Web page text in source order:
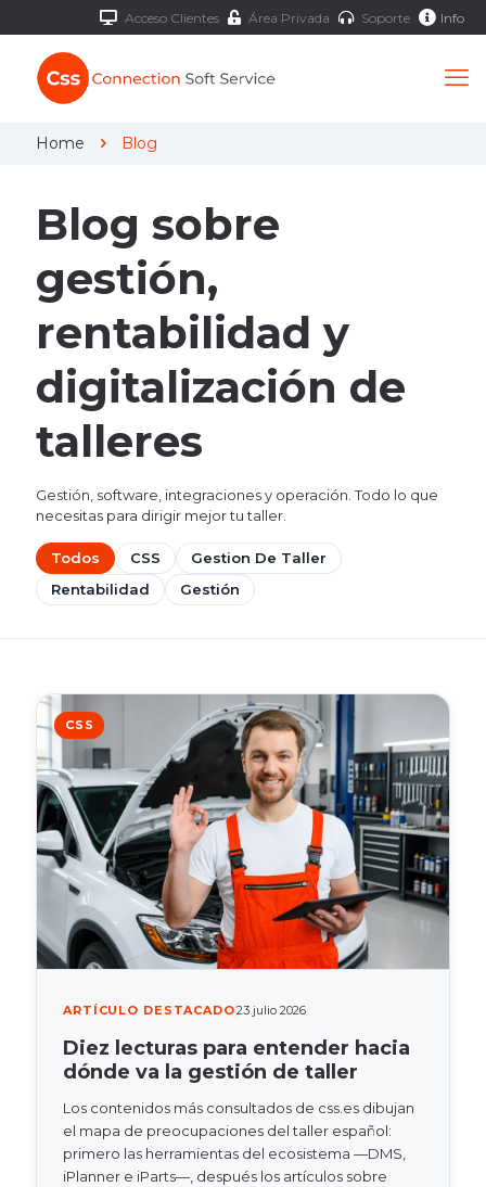
Acceso Clientes Área Privada Soporte Info
Home Blog
Blog sobre
gestión,
rentabilidad y
digitalización de
talleres
Gestión, software, integraciones y operación. Todo lo que
necesitas para dirigir mejor tu taller.
Todos CSS
Gestion De Taller
Rentabilidad
Gestión
CSS
ARTÍCULO DESTACADO23 julio 2026
Diez lecturas para entender hacia
dónde va la gestión de taller
Los contenidos más consultados de css.es dibujan
el mapa de preocupaciones del taller español:
primero las herramientas del ecosistema —DMS,
iPlanner e iParts—, después los artículos sobre